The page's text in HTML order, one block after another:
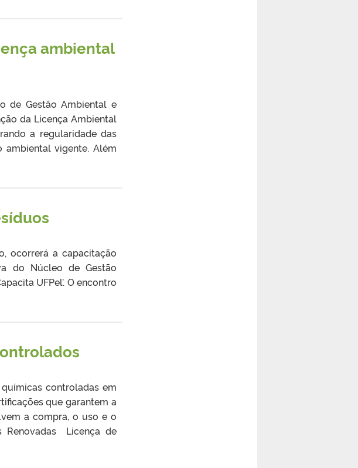
ambiental
de Gestão Ambiental e
da Licença Ambiental
a regularidade das
vigente. Além
ocorrerá a capacitação
do Núcleo de Gestão
UFPel’. O encontro
controladas em
que garantem a
a compra, o uso e o
Renovadas Licença de